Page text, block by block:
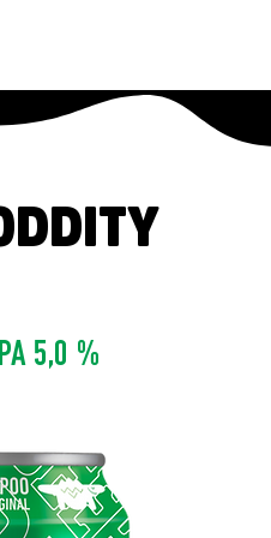
5,0 %